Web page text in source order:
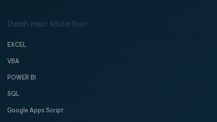
Danh mục khóa học
EXCEL
VBA
POWER BI
SQL
Google Apps Script